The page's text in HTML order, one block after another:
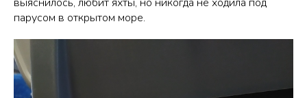
парусом в открытом море.